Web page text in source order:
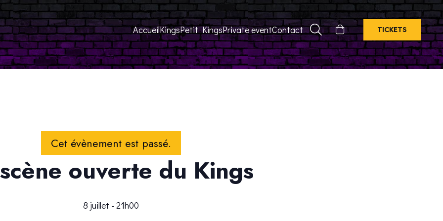
AccueilKingsPetit KingsPrivate eventContact TICKETS
Cet évènement est passé.
ouverte du Kings
8 juillet - 21h00